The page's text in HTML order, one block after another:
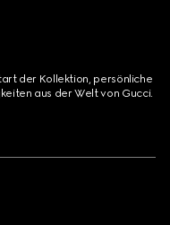
der Kollektion, persönliche
aus der Welt von Gucci.